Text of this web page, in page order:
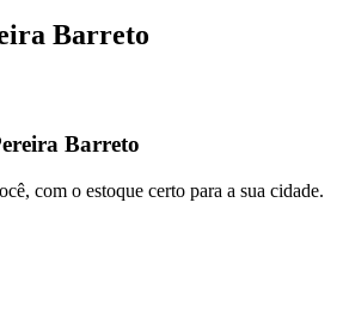
Barreto
Barreto
com o estoque certo para a sua cidade.